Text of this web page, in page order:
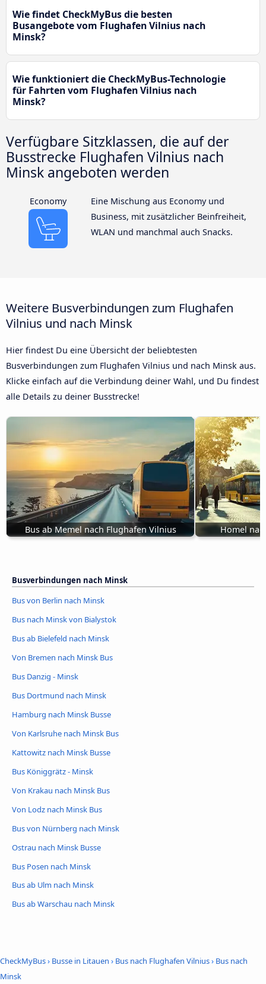
Wie findet CheckMyBus die besten
Busangebote vom Flughafen Vilnius nach
Minsk?
Wie funktioniert die CheckMyBus-Technologie
für Fahrten vom Flughafen Vilnius nach
Minsk?
Verfügbare Sitzklassen, die auf der
Busstrecke Flughafen Vilnius nach
Minsk angeboten werden
Economy
Eine Mischung aus Economy und
Business, mit zusätzlicher Beinfreiheit,
WLAN und manchmal auch Snacks.
Weitere Busverbindungen zum Flughafen
Vilnius und nach Minsk
Hier findest Du eine Übersicht der beliebtesten
Busverbindungen zum Flughafen Vilnius und nach Minsk aus.
Klicke einfach auf die Verbindung deiner Wahl, und Du findest
alle Details zu deiner Busstrecke!
Bus ab Memel nach Flughafen Vilnius Homel
Busverbindungen nach Minsk
Bus von Berlin nach Minsk
Bus nach Minsk von Bialystok
Bus ab Bielefeld nach Minsk
Von Bremen nach Minsk Bus
Bus Danzig - Minsk
Bus Dortmund nach Minsk
Hamburg nach Minsk Busse
Von Karlsruhe nach Minsk Bus
Kattowitz nach Minsk Busse
Bus Königgrätz - Minsk
Von Krakau nach Minsk Bus
Von Lodz nach Minsk Bus
Bus von Nürnberg nach Minsk
Ostrau nach Minsk Busse
Bus Posen nach Minsk
Bus ab Ulm nach Minsk
Bus ab Warschau nach Minsk
CheckMyBus› Busse in Litauen › Bus nach Flughafen Vilnius› Bus nach
Minsk